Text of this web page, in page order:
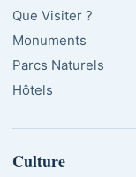
Que Visiter ?
Monuments
Parcs Naturels
Hôtels
Culture